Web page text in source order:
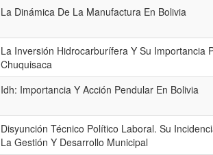
La Dinámica De La Manufactura En Bolivia
La Inversión Hidrocarburífera Y Su Importancia
Chuquisaca
Idh: Importancia Y Acción Pendular En Bolivia
Disyunción Técnico Político Laboral. Su
La Gestión Y Desarrollo Municipal